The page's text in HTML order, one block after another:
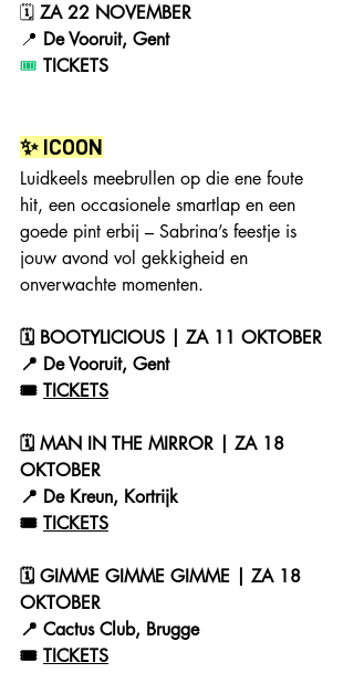
🗓 ZA 22 NOVEMBER
📍 De Vooruit, Gent
🎟️ TICKETS
✨ ICOON
Luidkeels meebrullen op die ene foute
hit, een occasionele smartlap en een
goede pint erbij – Sabrina’s feestje is
jouw avond vol gekkigheid en
onverwachte momenten.
🗓 BOOTYLICIOUS | ZA 11 OKTOBER
📍 De Vooruit, Gent
🎟️ TICKETS
🗓 MAN IN THE MIRROR | ZA 18
OKTOBER
📍 De Kreun, Kortrijk
🎟️ TICKETS
🗓 GIMME GIMME GIMME | ZA 18
OKTOBER
📍 Cactus Club, Brugge
🎟️ TICKETS